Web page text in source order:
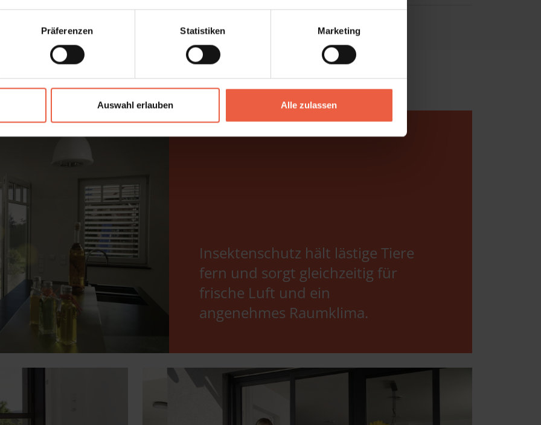
Präferenzen Statistiken Marketing
Auswahl erlauben Alle zulassen
Insektenschutz hält lästige Tiere
fern und sorgt gleichzeitig für
frische Luft und ein
angenehmes Raumklima.